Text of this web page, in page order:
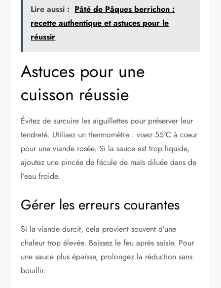
Lire aussi : Pâté de Pâques berrichon :
recette authentique et astuces pour le
réussir
Astuces pour une
cuisson réussie
Évitez de surcuire les aiguillettes pour préserver leur
tendreté. Utilisez un thermomètre : visez 55°C à cœur
pour une viande rosée. Si la sauce est trop liquide,
ajoutez une pincée de fécule de maïs diluée dans de
l’eau froide.
Gérer les erreurs courantes
Si la viande durcit, cela provient souvent d’une
chaleur trop élevée. Baissez le feu après saisie. Pour
une sauce plus épaisse, prolongez la réduction sans
bouillir.